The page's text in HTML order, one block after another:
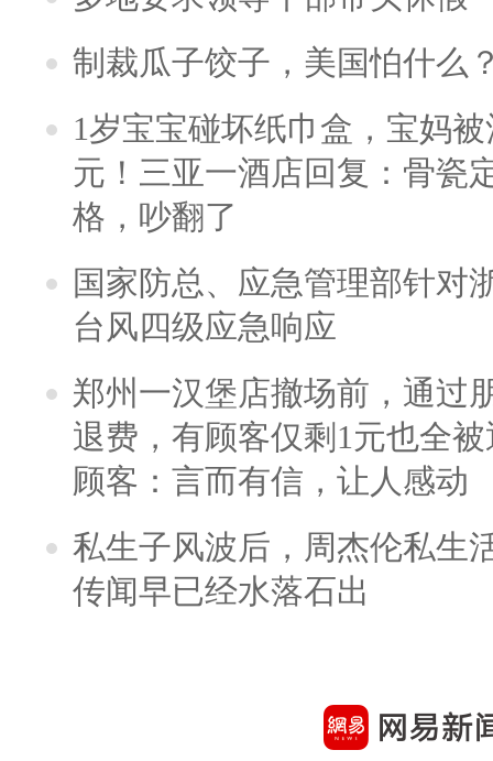
制裁瓜子饺子，美国怕什么
1岁宝宝碰坏纸巾盒，宝妈
元！三亚一酒店回复：骨瓷
格，吵翻了
国家防总、应急管理部针对
台风四级应急响应
郑州一汉堡店撤场前，通过
退费，有顾客仅剩1元也全
顾客：言而有信，让人感动
私生子风波后，周杰伦私生
传闻早已经水落石出